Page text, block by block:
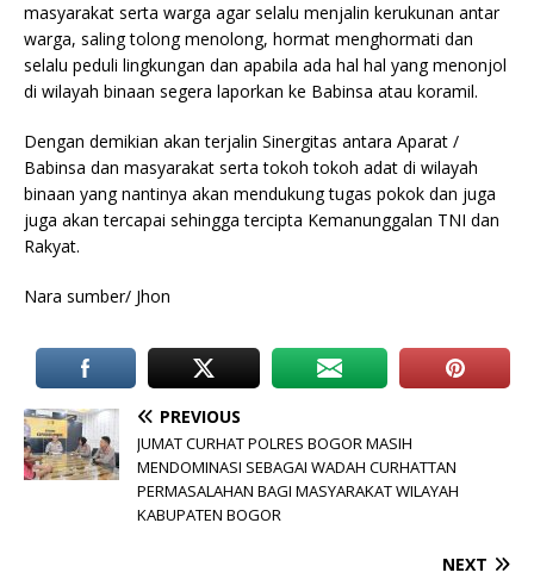
masyarakat serta warga agar selalu menjalin kerukunan antar
warga, saling tolong menolong, hormat menghormati dan
selalu peduli lingkungan dan apabila ada hal hal yang menonjol
di wilayah binaan segera laporkan ke Babinsa atau koramil.
Dengan demikian akan terjalin Sinergitas antara Aparat /
Babinsa dan masyarakat serta tokoh tokoh adat di wilayah
binaan yang nantinya akan mendukung tugas pokok dan juga
juga akan tercapai sehingga tercipta Kemanunggalan TNI dan
Rakyat.
Nara sumber/ Jhon
PREVIOUS
JUMAT CURHAT POLRES BOGOR MASIH
MENDOMINASI SEBAGAI WADAH CURHATTAN
PERMASALAHAN BAGI MASYARAKAT WILAYAH
KABUPATEN BOGOR
NEXT